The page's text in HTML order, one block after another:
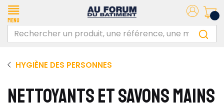
Menu
HYGIÈNE DES PERSONNES
NETTOYANTS ET SAVONS MAINS